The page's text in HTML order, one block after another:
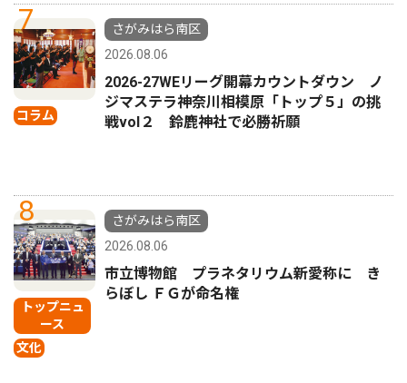
7
コラム
さがみはら南区
2026.08.06
2026-27WEリーグ開幕カウントダウン ノ
ジマステラ神奈川相模原「トップ５」の挑
戦vol２ 鈴鹿神社で必勝祈願
8
トップニュ
ース
文化
さがみはら南区
2026.08.06
市立博物館 プラネタリウム新愛称に き
らぼし ＦＧが命名権